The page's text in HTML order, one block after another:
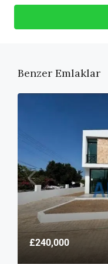
Benzer Emlaklar
£240,000